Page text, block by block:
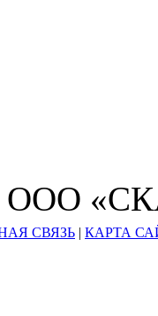
ООО
СВЯЗЬ | КАРТА